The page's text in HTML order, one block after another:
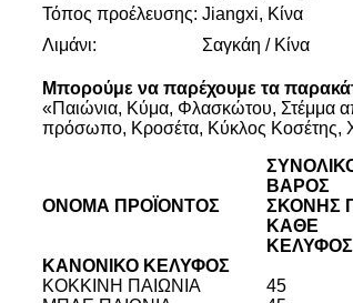
Τόπος προέλευσης: Jiangxi, Κίνα
Λιμάνι:
Σαγκάη / Κίνα
Μπορούμε να παρέχουμε τα
«Παιώνια, Κύμα, Φλασκώτου, Στέμμα
πρόσωπο, Κροσέτα, Κύκλος Κοσέτης,
ΌΝΟΜΑ ΠΡΟΪΌΝΤΟΣ
ΒΆΡΟΣ
ΣΚΌΝΗΣ
ΚΆΘΕ
ΚΈΛΥΦΟΣ
ΚΑΝΟΝΙΚΌ ΚΈΛΥΦΟΣ
ΚΟΚΚΙΝΗ ΠΑΙΩΝΙΑ
45